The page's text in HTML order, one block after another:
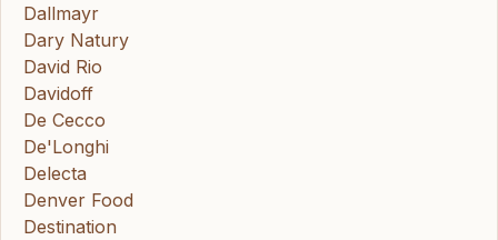
Dallmayr
Dary Natury
David Rio
Davidoff
De Cecco
De'Longhi
Delecta
Denver Food
Destination